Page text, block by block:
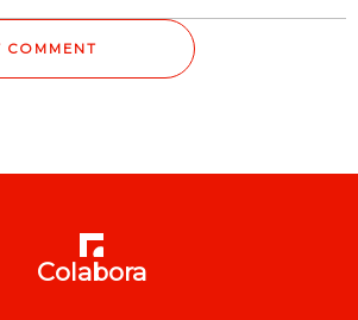
Colabora